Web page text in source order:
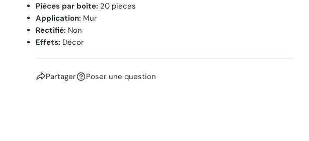
Pièces par boite: 20 pieces
Application: Mur
Rectifié: Non
Effets: Décor
Partager Poser une question